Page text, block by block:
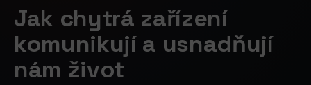
Jak chytrá zařízení
komunikují a usnadňují
nám život